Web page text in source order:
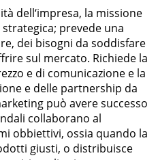
dell‘impresa, la missione
prevede una
dei bisogni da soddisfare
sul mercato. Richiede la
e di comunicazione e la
e delle partnership da
può avere successo
collaborano al
obbiettivi, ossia quando la
giusti, o distribuisce